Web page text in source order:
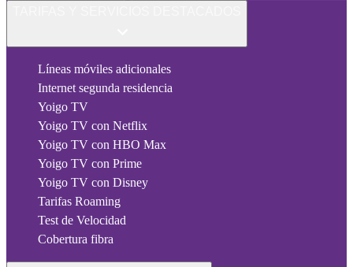
Líneas móviles adicionales
Internet segunda residencia
Yoigo TV
Yoigo TV con Netflix
Yoigo TV con HBO Max
Yoigo TV con Prime
Yoigo TV con Disney
Tarifas Roaming
Test de Velocidad
Cobertura fibra